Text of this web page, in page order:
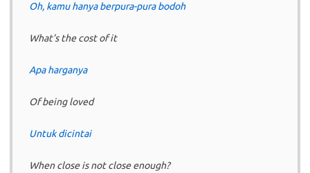
Oh, kamu hanya berpura-pura bodoh
What’s the cost of it
Apa harganya
Of being loved
Untuk dicintai
When close is not close enough?